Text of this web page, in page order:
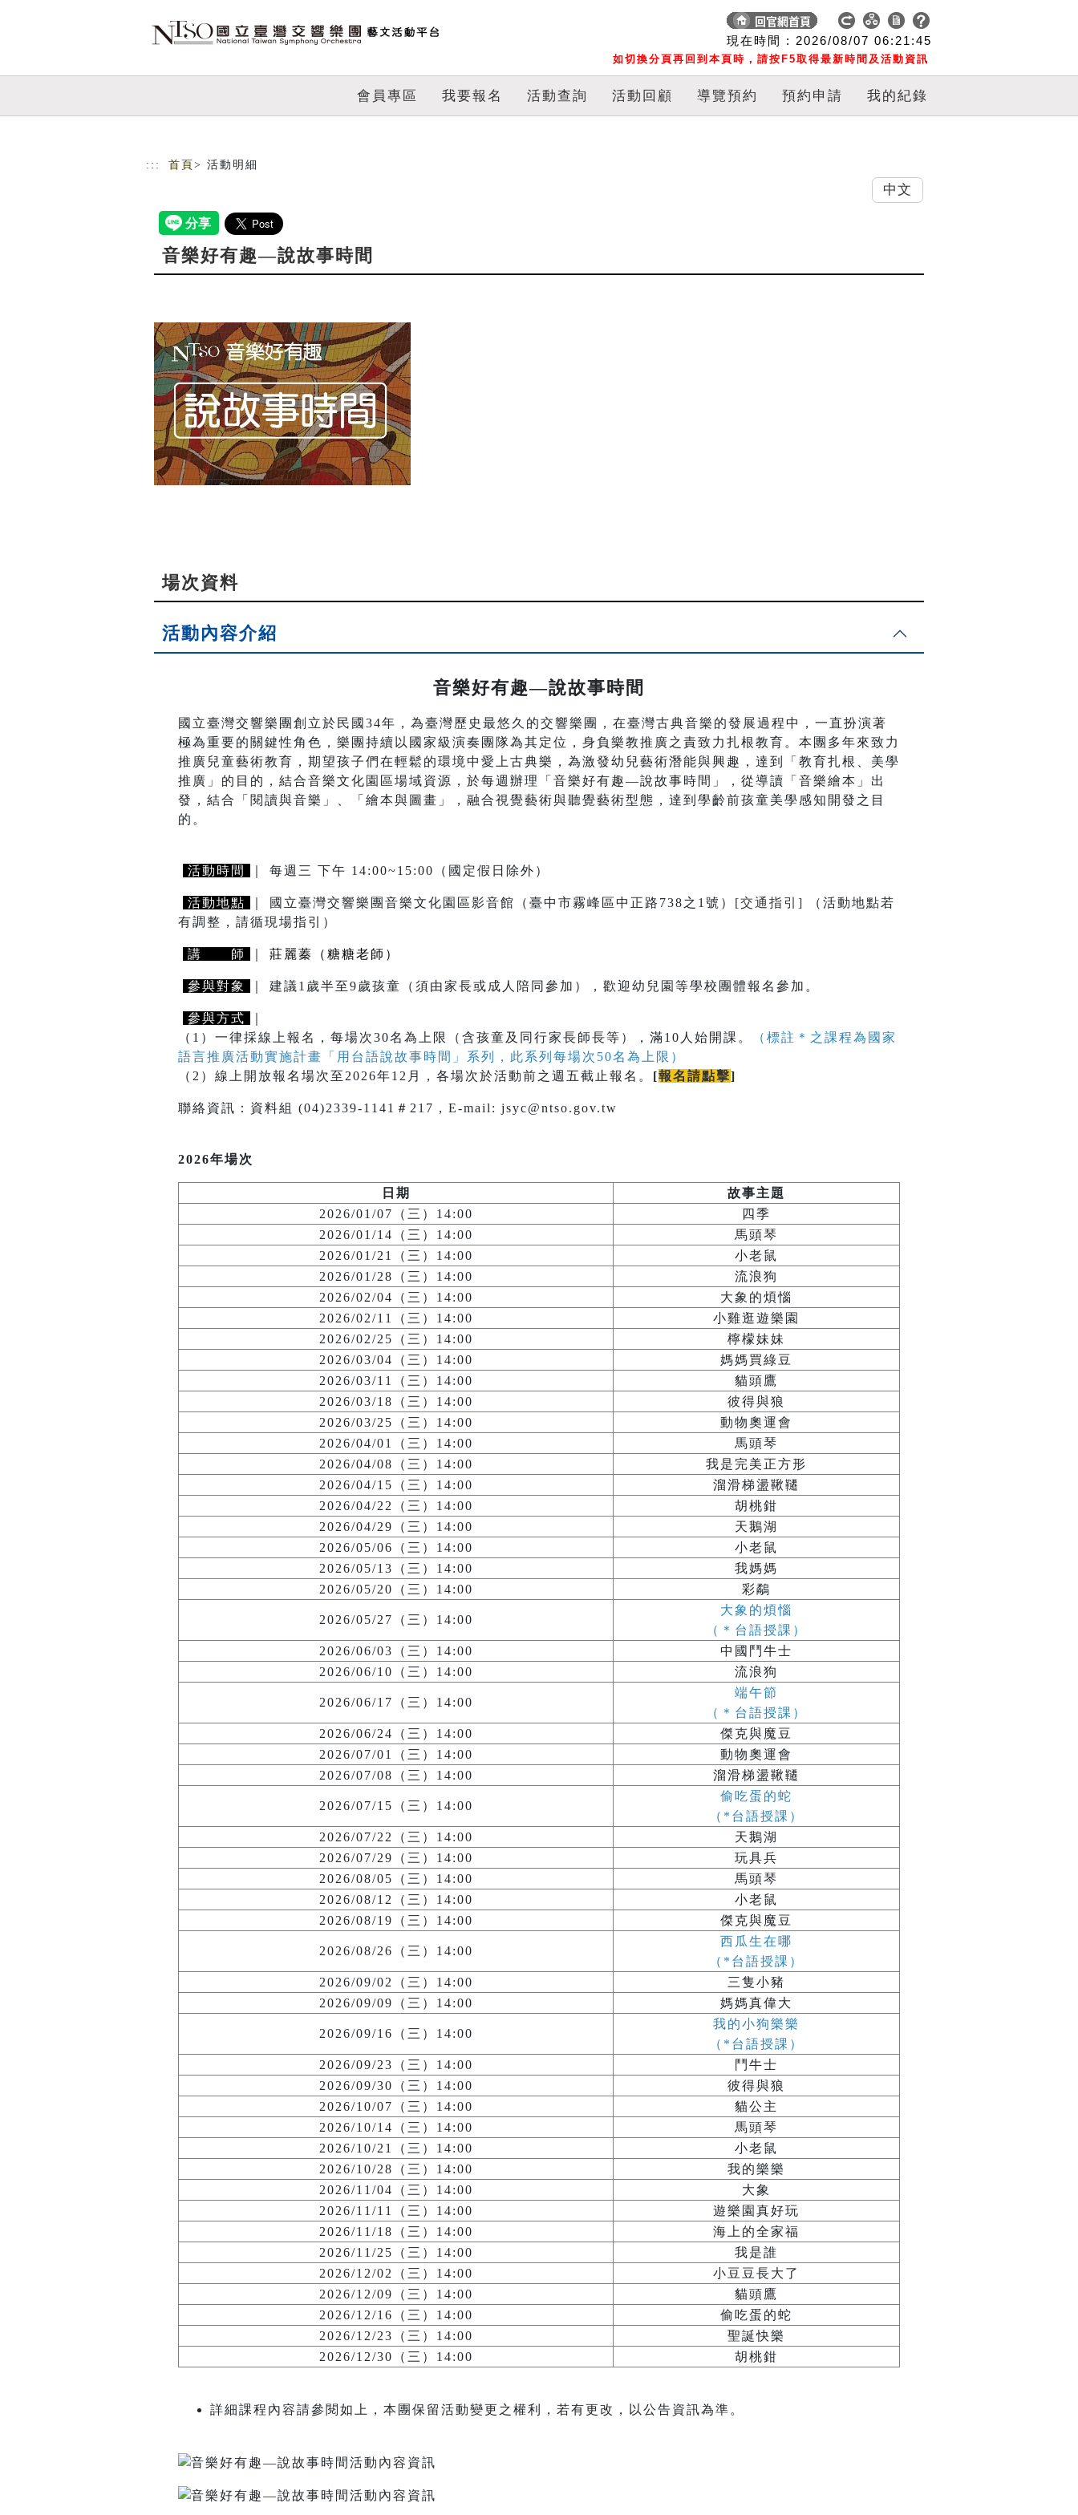
現在時間 : 2026/08/07 06:21:46
如切換分頁再回到本頁時，請按F5取得最新時間及活動資訊
會員專區 我要報名 活動查詢 活動回顧 導覽預約 預約申請 我的紀錄
::: 首頁 > 活動明細
音樂好有趣—說故事時間
場次資料
活動內容介紹
音樂好有趣—說故事時間
國立臺灣交響樂團創立於民國34年，為臺灣歷史最悠久的交響樂團，在臺灣古典音樂的發展過程中，一直扮演著
極為重要的關鍵性角色，樂團持續以國家級演奏團隊為其定位，身負樂教推廣之責致力扎根教育。本團多年來致力
推廣兒童藝術教育，期望孩子們在輕鬆的環境中愛上古典樂，為激發幼兒藝術潛能與興趣，達到「教育扎根、美學
推廣」的目的，結合音樂文化園區場域資源，於每週辦理「音樂好有趣—說故事時間」，從導讀「音樂繪本」出
發，結合「閱讀與音樂」、「繪本與圖畫」，融合視覺藝術與聽覺藝術型態，達到學齡前孩童美學感知開發之目
的。
活動時間 ｜ 每週三 下午 14:00~15:00（國定假日除外）
活動地點 ｜ 國立臺灣交響樂團音樂文化園區影音館（臺中市霧峰區中正路738之1號） [交通指引]
（活動地點若
有調整，請循現場指引）
講 師 莊麗蓁（糖糖老師）
參與對象 ｜ 建議1歲半至9歲孩童（須由家長或成人陪同參加），歡迎幼兒園等學校團體報名參加。
參與方式
（1）一律採線上報名，每場次30名為上限（含孩童及同行家長師長等），滿10人始開課。
（標註＊之課程為國家
語言推廣活動實施計畫「用台語說故事時間」系列，此系列每場次50名為上限）
（2）線上開放報名場次至2026年12月，各場次於活動前之週五截止報名。 [報名請點擊]
聯絡資訊：資料組 (04)2339-1141＃217，E-mail: jsyc@ntso.gov.tw
2026年場次
日期
故事主題
2026/01/07（三）14:00
四季
2026/01/14（三）14:00
馬頭琴
2026/01/21（三）14:00
小老鼠
2026/01/28（三）14:00
流浪狗
2026/02/04（三）14:00
大象的煩惱
2026/02/11（三）14:00
小雞逛遊樂園
2026/02/25（三）14:00
檸檬妹妹
2026/03/04（三）14:00
媽媽買綠豆
2026/03/11（三）14:00
貓頭鷹
2026/03/18（三）14:00
彼得與狼
2026/03/25（三）14:00
動物奧運會
2026/04/01（三）14:00
馬頭琴
2026/04/08（三）14:00
我是完美正方形
2026/04/15（三）14:00
溜滑梯盪鞦韆
2026/04/22（三）14:00
胡桃鉗
2026/04/29（三）14:00
天鵝湖
2026/05/06（三）14:00
小老鼠
2026/05/13（三）14:00
我媽媽
2026/05/20（三）14:00
彩鷸
2026/05/27（三）14:00
大象的煩惱
（＊台語授課）
2026/06/03（三）14:00
中國鬥牛士
2026/06/10（三）14:00
流浪狗
2026/06/17（三）14:00
端午節
（＊台語授課）
2026/06/24（三）14:00
傑克與魔豆
2026/07/01（三）14:00
動物奧運會
2026/07/08（三）14:00
溜滑梯盪鞦韆
2026/07/15（三）14:00
偷吃蛋的蛇
（*台語授課）
2026/07/22（三）14:00
天鵝湖
2026/07/29（三）14:00
玩具兵
2026/08/05（三）14:00
馬頭琴
2026/08/12（三）14:00
小老鼠
2026/08/19（三）14:00
傑克與魔豆
2026/08/26（三）14:00
西瓜生在哪
（*台語授課）
2026/09/02（三）14:00
三隻小豬
2026/09/09（三）14:00
媽媽真偉大
2026/09/16（三）14:00
我的小狗樂樂
（*台語授課）
2026/09/23（三）14:00
鬥牛士
2026/09/30（三）14:00
彼得與狼
2026/10/07（三）14:00
貓公主
2026/10/14（三）14:00
馬頭琴
2026/10/21（三）14:00
小老鼠
2026/10/28（三）14:00
我的樂樂
2026/11/04（三）14:00
大象
2026/11/11（三）14:00
遊樂園真好玩
2026/11/18（三）14:00
海上的全家福
2026/11/25（三）14:00
我是誰
2026/12/02（三）14:00
小豆豆長大了
2026/12/09（三）14:00
貓頭鷹
2026/12/16（三）14:00
偷吃蛋的蛇
2026/12/23（三）14:00
聖誕快樂
2026/12/30（三）14:00
胡桃鉗
詳細課程內容請參閱如上，本團保留活動變更之權利，若有更改，以公告資訊為準。